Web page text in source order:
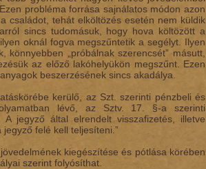
probléma forrása sajnálatos módon azon
családot, tehát elköltözés esetén nem küldik
sincs tudomásuk, hogy hova költözött a
oknál fogva megszűntetik a segélyt. Ilyen
„próbálnak szerencsét” másutt,
az előző lakóhelyükön megszűnt. Ezen
beszerzésének sincs akadálya.
kerülő, az Szt. szerinti pénzbeli és
lévő, az Sztv. 17. §-a szerinti
jegyző által elrendelt visszafizetés, illetve
felé kell teljesíteni.”
kiegészítése és pótlása körében
szerint folyósíthat.